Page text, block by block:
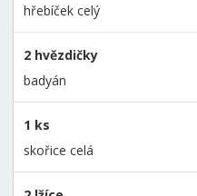
hřebíček celý
2 hvězdičky
badyán
1 ks
skořice celá